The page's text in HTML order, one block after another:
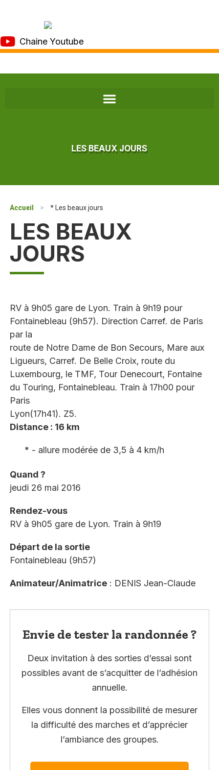
Chaine Youtube
LES BEAUX JOURS
Accueil > * Les beaux jours
LES BEAUX
JOURS
RV à 9h05 gare de Lyon. Train à 9h19 pour
Fontainebleau (9h57). Direction Carref. de Paris
par la
route de Notre Dame de Bon Secours, Mare aux
Ligueurs, Carref. De Belle Croix, route du
Luxembourg, le TMF, Tour Denecourt, Fontaine
du Touring, Fontainebleau. Train à 17h00 pour
Paris
Lyon(17h41). Z5.
Distance : 16 km
* - allure modérée de 3,5 à 4 km/h
Quand ?
jeudi 26 mai 2016
Rendez-vous
RV à 9h05 gare de Lyon. Train à 9h19
Départ de la sortie
Fontainebleau (9h57)
Animateur/Animatrice : DENIS Jean-Claude
Envie de tester la randonnée ?
Deux invitation à des sorties d’essai sont
possibles avant de s’acquitter de l’adhésion
annuelle.
Elles vous donnent la possibilité de mesurer
la difficulté des marches et d’apprécier
l’ambiance des groupes.